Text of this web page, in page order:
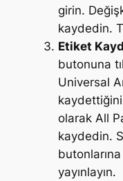
girin.
kaydedin.
Etiket
butonuna
Universal
olarak All
kaydedin.
yayınlayın.